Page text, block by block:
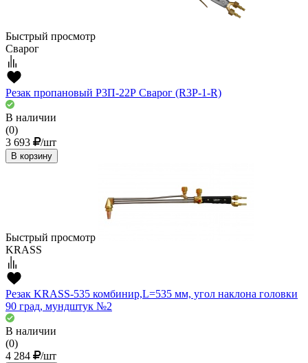
Быстрый просмотр
Сварог
Резак пропановый Р3П-22Р Сварог (R3P-1-R)
В наличии
(0)
3 693
/шт
В корзину
Быстрый просмотр
KRASS
Резак KRASS-535 комбинир,L=535 мм, угол наклона головки
90 град, мундштук №2
В наличии
(0)
4 284
/шт